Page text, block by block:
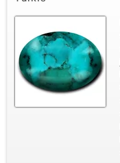
Edelsteinvarietät
Kenianischer Tsavorit
Karatgewicht Summe
0,28 ct
Fassung
Krappenfassung